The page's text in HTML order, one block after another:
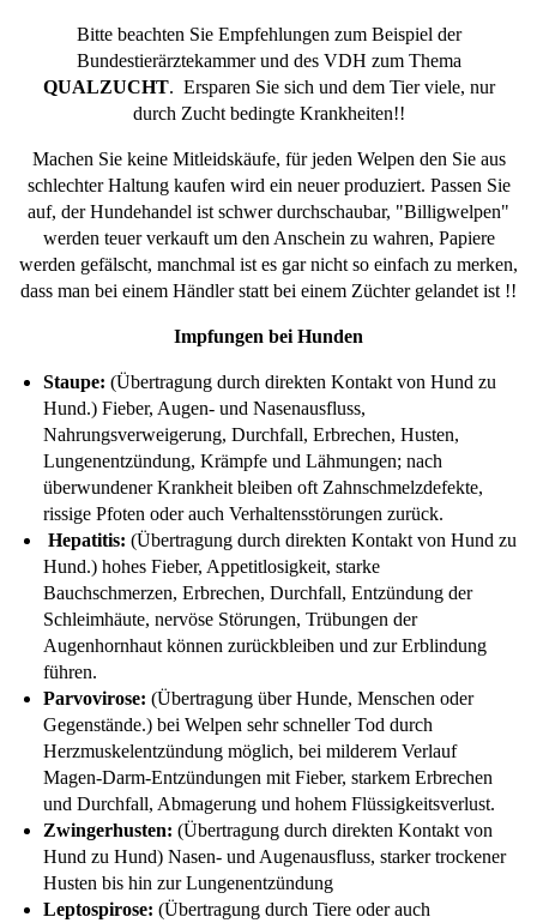
Bitte beachten Sie Empfehlungen zum Beispiel der
Bundestierärztekammer und des VDH zum Thema
QUALZUCHT. Ersparen Sie sich und dem Tier viele, nur
durch Zucht bedingte Krankheiten!!
Machen Sie keine Mitleidskäufe, für jeden Welpen den Sie aus
schlechter Haltung kaufen wird ein neuer produziert. Passen Sie
auf, der Hundehandel ist schwer durchschaubar, "Billigwelpen"
werden teuer verkauft um den Anschein zu wahren, Papiere
werden gefälscht, manchmal ist es gar nicht so einfach zu merken,
dass man bei einem Händler statt bei einem Züchter gelandet ist !!
Impfungen bei Hunden
Staupe: (Übertragung durch direkten Kontakt von Hund zu
Hund.) Fieber, Augen- und Nasenausfluss,
Nahrungsverweigerung, Durchfall, Erbrechen, Husten,
Lungenentzündung, Krämpfe und Lähmungen; nach
überwundener Krankheit bleiben oft Zahnschmelzdefekte,
rissige Pfoten oder auch Verhaltensstörungen zurück.
Hepatitis: (Übertragung durch direkten Kontakt von Hund zu
Hund.) hohes Fieber, Appetitlosigkeit, starke
Bauchschmerzen, Erbrechen, Durchfall, Entzündung der
Schleimhäute, nervöse Störungen, Trübungen der
Augenhornhaut können zurückbleiben und zur Erblindung
führen.
Parvovirose: (Übertragung über Hunde, Menschen oder
Gegenstände.) bei Welpen sehr schneller Tod durch
Herzmuskelentzündung möglich, bei milderem Verlauf
Magen-Darm-Entzündungen mit Fieber, starkem Erbrechen
und Durchfall, Abmagerung und hohem Flüssigkeitsverlust.
Zwingerhusten: (Übertragung durch direkten Kontakt von
Hund zu Hund) Nasen- und Augenausfluss, starker trockener
Husten bis hin zur Lungenentzündung
Leptospirose: (Übertragung durch Tiere oder auch